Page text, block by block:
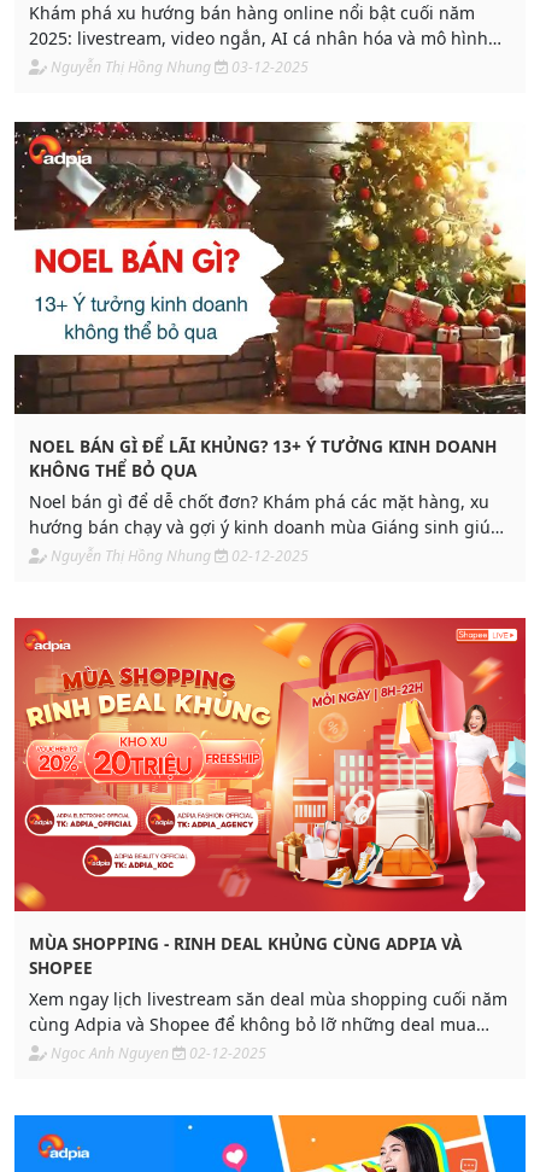
Khám phá xu hướng bán hàng online nổi bật cuối năm
2025: livestream, video ngắn, AI cá nhân hóa và mô hình
đa kênh. Thương hiệu cần chuẩn bị gì để tăng trưởng
Nguyễn Thị Hồng Nhung 03-12-2025
NOEL BÁN GÌ ĐỂ LÃI KHỦNG? 13+ Ý TƯỞNG KINH DOANH
KHÔNG THỂ BỎ QUA
Noel bán gì để dễ chốt đơn? Khám phá các mặt hàng, xu
hướng bán chạy và gợi ý kinh doanh mùa Giáng sinh giúp
bạn tăng doanh thu cuối năm.
Nguyễn Thị Hồng Nhung 02-12-2025
MÙA SHOPPING - RINH DEAL KHỦNG CÙNG ADPIA VÀ
SHOPEE
Xem ngay lịch livestream săn deal mùa shopping cuối năm
cùng Adpia và Shopee để không bỏ lỡ những deal mua
sắm tân trang cho nhà cửa trong tháng 12.
Ngoc Anh Nguyen 02-12-2025